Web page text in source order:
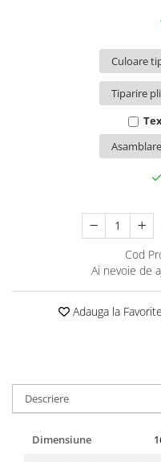
Sticle si borcane
Aranjamente tematice
2022 Crăciun
Toamna și Halloween
Valentine's Day
Cod
Ai nevoie de
Adauga la Favorite
Descriere
Dimensiune